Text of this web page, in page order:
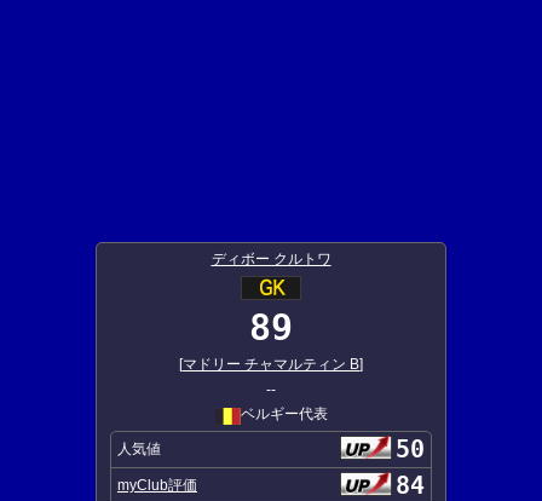
ディボー クルトワ
89
[マドリー チャマルティン B]
--
ベルギー代表
人気値 50
myClub評価 84